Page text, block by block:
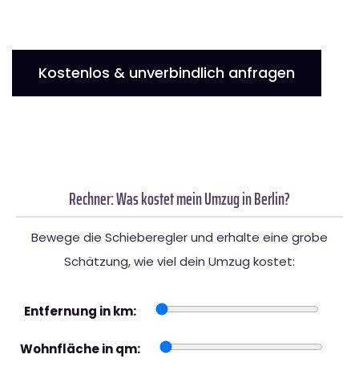
Kostenlos & unverbindlich anfragen
Rechner: Was kostet mein Umzug in Berlin?
Bewege die Schieberegler und erhalte eine grobe
Schätzung, wie viel dein Umzug kostet:
Entfernung in km:
Wohnfläche in qm: